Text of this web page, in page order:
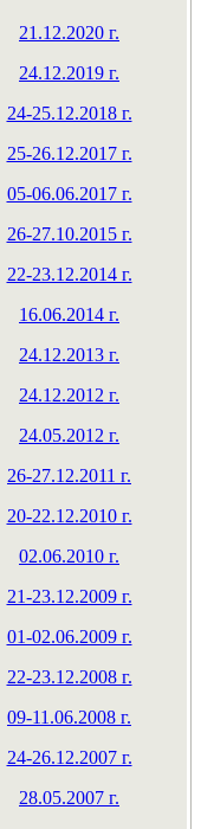
21.12.2020 г.
24.12.2019 г.
24-25.12.2018 г.
25-26.12.2017 г.
05-06.06.2017 г.
26-27.10.2015 г.
22-23.12.2014 г.
16.06.2014 г.
24.12.2013 г.
24.12.2012 г.
24.05.2012 г.
26-27.12.2011 г.
20-22.12.2010 г.
02.06.2010 г.
21-23.12.2009 г.
01-02.06.2009 г.
22-23.12.2008 г.
09-11.06.2008 г.
24-26.12.2007 г.
28.05.2007 г.